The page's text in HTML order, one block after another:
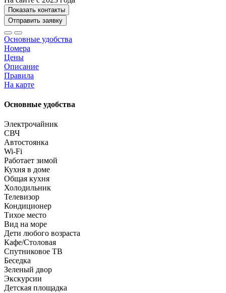
Показать контакты
Отправить заявку
Основные удобства
Номера
Цены
Описание
Правила
На карте
Основные удобства
Электрочайник
СВЧ
Автостоянка
Wi-Fi
Работает зимой
Кухня в доме
Общая кухня
Холодильник
Телевизор
Кондиционер
Тихое место
Вид на море
Дети любого возраста
Кафе/Столовая
Спутниковое ТВ
Беседка
Зеленый двор
Экскурсии
Детская площадка